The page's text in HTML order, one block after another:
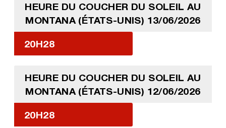
HEURE DU COUCHER DU SOLEIL AU
MONTANA (ÉTATS-UNIS) 13/06/2026
20H28
HEURE DU COUCHER DU SOLEIL AU
MONTANA (ÉTATS-UNIS) 12/06/2026
20H28